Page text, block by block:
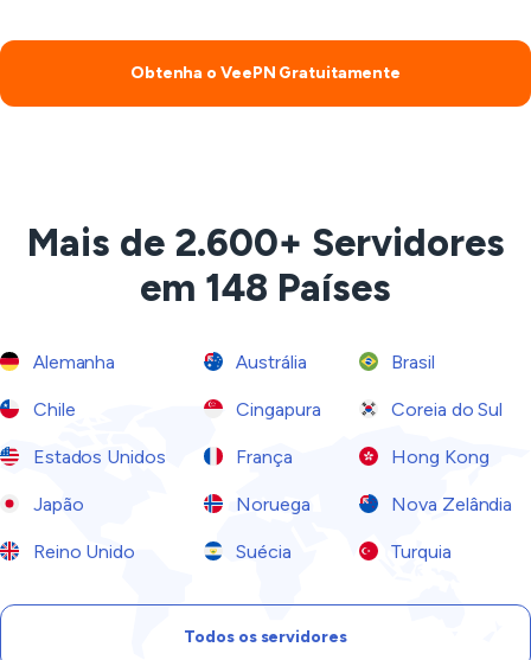
Obtenha o VeePN Gratuitamente
Mais de 2.600+ Servidores
em 148 Países
Alemanha Austrália Brasil
Chile Cingapura Coreia do Sul
Estados Unidos França Hong Kong
Japão Noruega Nova Zelândia
Reino Unido Suécia Turquia
Todos os servidores